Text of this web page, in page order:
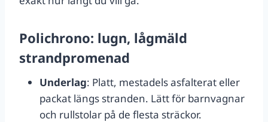
Polichrono: lugn, lågmäld
strandpromenad
Underlag: Platt, mestadels asfalterat eller
packat längs stranden. Lätt för barnvagnar
och rullstolar på de flesta sträckor.